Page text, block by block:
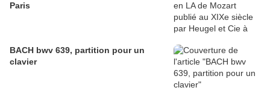
Paris
BACH bwv 639, partition pour un
clavier